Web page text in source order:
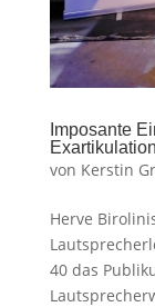
Imposante
von Kerstin
Herve
40 das